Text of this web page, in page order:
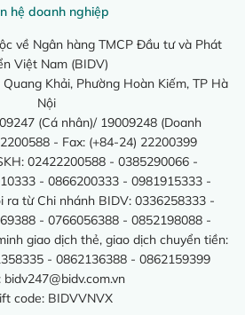
hệ doanh nghiệp
về Ngân hàng TMCP Đầu tư và Phát
Việt Nam (BIDV)
Khải, Phường Hoàn Kiếm, TP Hà
Nội
(Cá nhân)/ 19009248 (Doanh
- Fax: (+84-24) 22200399
02422200588 - 0385290066 -
- 0866200333 - 0981915333 -
ra từ Chi nhánh BIDV: 0336258333 -
- 0766056388 - 0852198088 -
giao dịch thẻ, giao dịch chuyển tiền:
- 0862136388 - 0862159399
bidv247@bidv.com.vn
code: BIDVVNVX